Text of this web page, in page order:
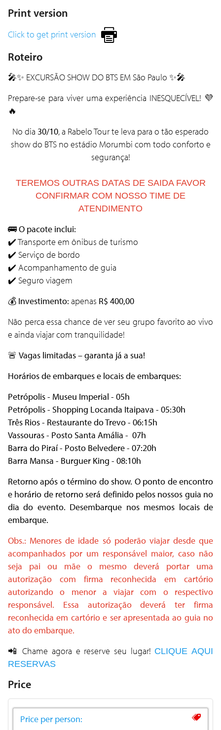
Print version
Click to get print version
Roteiro
🎤✨ EXCURSÃO SHOW DO BTS EM São Paulo ✨🎤
Prepare-se para viver uma experiência INESQUECÍVEL! 💜
🔥
No dia 30/10, a Rabelo Tour te leva para o tão esperado
show do BTS no estádio Morumbi com todo conforto e
segurança!
TEREMOS OUTRAS DATAS DE SAIDA FAVOR
CONFIRMAR COM NOSSO TIME DE
ATENDIMENTO
🚌O pacote inclui:
✔️ Transporte em ônibus de turismo
✔️ Serviço de bordo
✔️ Acompanhamento de guia
✔️ Seguro viagem
💰 Investimento: apenas R$ 400,00
Não perca essa chance de ver seu grupo favorito ao vivo
e ainda viajar com tranquilidade!
🚨 Vagas limitadas – garanta já a sua!
Horários de embarques e locais de embarques:
Petrópolis - Museu Imperial - 05h
Petrópolis - Shopping Locanda Itaipava - 05:30h
Três Rios - Restaurante do Trevo - 06:15h
Vassouras - Posto Santa Amália - 07h
Barra do Piraí - Posto Belvedere - 07:20h
Barra Mansa - Burguer King - 08:10h
Retorno após o término do show. O ponto de encontro
e horário de retorno será definido pelos nossos guia no
dia do evento. Desembarque nos mesmos locais de
embarque.
Obs.: Menores de idade só poderão viajar desde que
acompanhados por um responsável maior, caso não
seja pai ou mãe o mesmo deverá portar uma
autorização com firma reconhecida em cartório
autorizando o menor a viajar com o respectivo
responsável. Essa autorização deverá ter firma
reconhecida em cartório e ser apresentada ao guia no
ato do embarque.
📲 Chame agora e reserve seu lugar! CLIQUE AQUI
RESERVAS
Price
Price per person: